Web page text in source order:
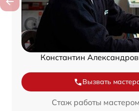
Константин
Вызвать
Стаж работы